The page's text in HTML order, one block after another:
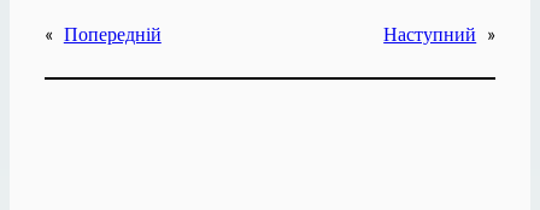
« Попередній Наступний »